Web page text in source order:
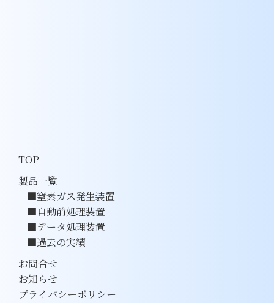
TOP
製品一覧
窒素ガス発生装置
自動前処理装置
データ処理装置
過去の実績
お問合せ
お知らせ
プライバシーポリシー